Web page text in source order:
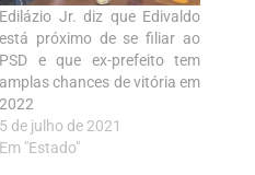
Edilázio Jr. diz que Edivaldo
está próximo de se filiar ao
PSD e que ex-prefeito tem
amplas chances de vitória em
2022
5 de julho de 2021
Em "Estado"